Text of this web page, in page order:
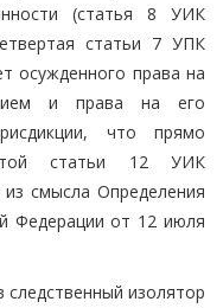
(статья 8 УИК
статьи 7 УПК
осужденного права на
и права на его
что прямо
статьи 12 УИК
смысла Определения
Федерации от 12 июля
изолятор